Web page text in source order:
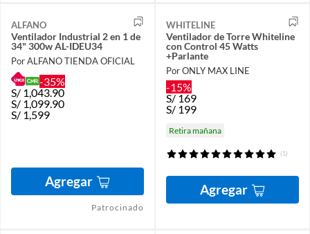
ALFANO
Ventilador Industrial 2 en 1 de
34" 300w AL-IDEU34
Por ALFANO TIENDA OFICIAL
-35%
S/ 1,043.90
S/ 1,099.90
S/ 1,599
Agregar
Patrocinado
WHITELINE
Ventilador de Torre Whiteline
con Control 45 Watts
+Parlante
Por ONLY MAX LINE
-15%
S/ 169
S/ 199
Retira mañana
(1)
Agregar